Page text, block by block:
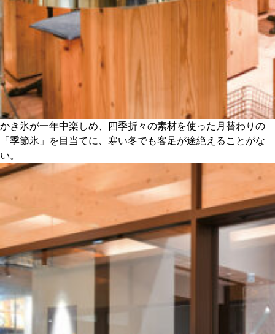
かき氷が一年中楽しめ、四季折々の素材を使った月替わりの
「季節氷」を目当てに、寒い冬でも客足が途絶えることがな
い。